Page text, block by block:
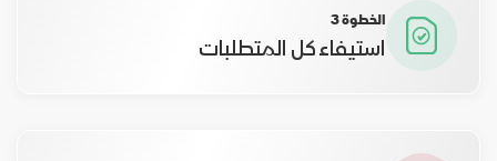
الخطوة 3
استيفاء كل المتطلبات